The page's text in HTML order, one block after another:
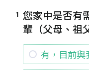
1 您家中是否有
輩（父母、祖
有，目前與